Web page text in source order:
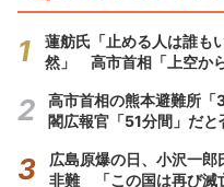
蓮舫氏「止める人は誰も
然」 高市首相「上空か
高市首相の熊本避難所
閣広報官「51分間」だと
広島原爆の日、小沢一郎
非難 「この国は再び滅